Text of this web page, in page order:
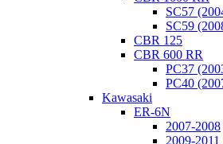
SC57
SC59
CBR 125
CBR 600 RR
PC37
PC40
Kawasaki
ER-6N
2007-2008
2009-2011